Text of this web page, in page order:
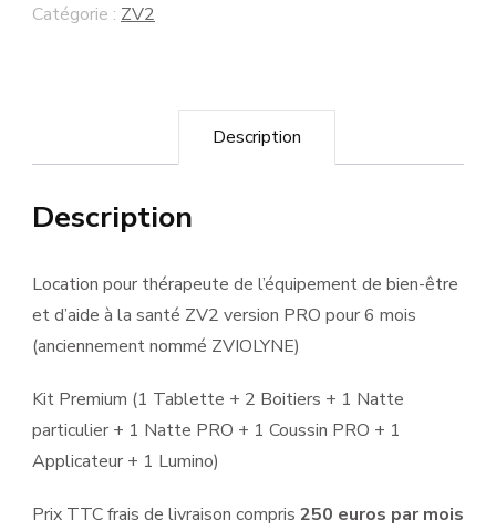
Catégorie : ZV2
Description
Description
Location pour thérapeute de l’équipement de bien-être
et d’aide à la santé ZV2 version PRO pour 6 mois
(anciennement nommé ZVIOLYNE)
Kit Premium (1 Tablette + 2 Boitiers + 1 Natte
particulier + 1 Natte PRO + 1 Coussin PRO + 1
Applicateur + 1 Lumino)
Prix TTC frais de livraison compris 250 euros par mois